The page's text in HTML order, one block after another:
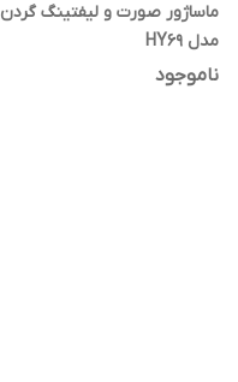
ماساژور صورت و لیفتینگ گردن
مدل HY69
ناموجود